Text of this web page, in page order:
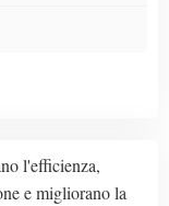
l'efficienza,
e migliorano la